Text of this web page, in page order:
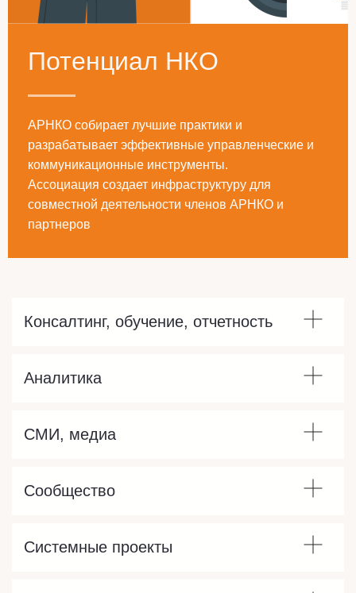
Потенциал НКО
АРНКО собирает лучшие практики и
разрабатывает эффективные управленческие и
коммуникационные инструменты.
Ассоциация создает инфраструктуру для
совместной деятельности членов АРНКО и
партнеров
Консалтинг, обучение, отчетность
Аналитика
СМИ, медиа
Сообщество
Системные проекты